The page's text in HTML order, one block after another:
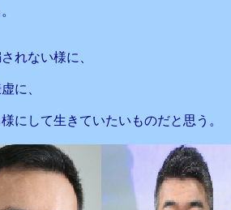
れない様に、
に、
にして生きていたいものだと思う。